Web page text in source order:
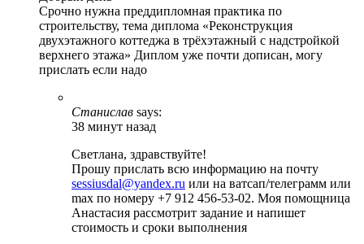
Срочно нужна преддипломная практика по
строительству, тема диплома «Реконструкция
двухэтажного коттеджа в трёхэтажный с надстройкой
верхнего этажа» Диплом уже почти дописан, могу
прислать если надо
Станислав says:
38 минут назад
Светлана, здравствуйте!
Прошу прислать всю информацию на почту
sessiusdal@yandex.ru или на ватсап/телеграмм или
max по номеру +7 912 456-53-02. Моя помощница
Анастасия рассмотрит задание и напишет
стоимость и сроки выполнения